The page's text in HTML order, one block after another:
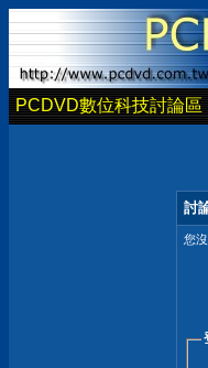
PCDVD數位科技討論區
討
您